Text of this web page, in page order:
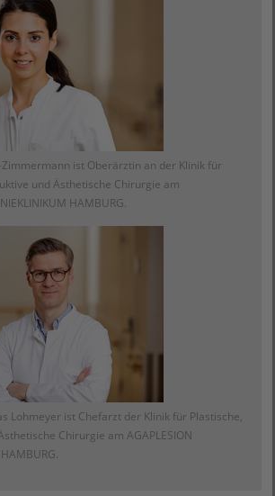
ist Oberärztin an der Klinik für
und Ästhetische Chirurgie am
HAMBURG.
Lohmeyer ist Chefarzt der Klinik für Plastische,
Chirurgie am AGAPLESION